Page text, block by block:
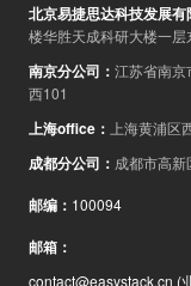
北京易捷思达科技发展有
楼华胜天成科研大楼一
南京分公司 ： 江苏省南
西101
上海office ： 上海黄浦
成都分公司 ： 成都市高
邮编 ： 100094
邮箱 ：
contact@easystack.cn (